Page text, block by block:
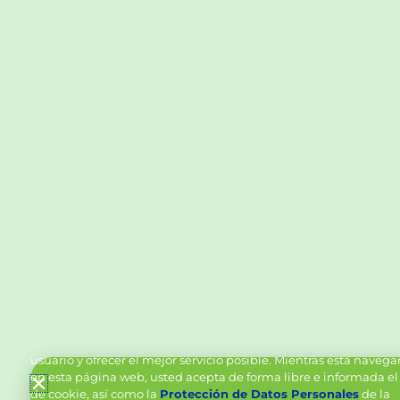
usuario y ofrecer el mejor servicio posible. Mientras está
en esta página web, usted acepta de forma libre e informada el
de cookie, así como la Protección de Datos Personalesde la